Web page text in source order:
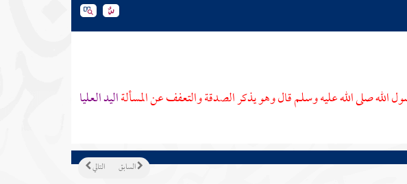
الله صلى الله عليه وسلم قال وهو يذكر الصدقة والتعفف عن المسألةاليد العليا
التالي السابق